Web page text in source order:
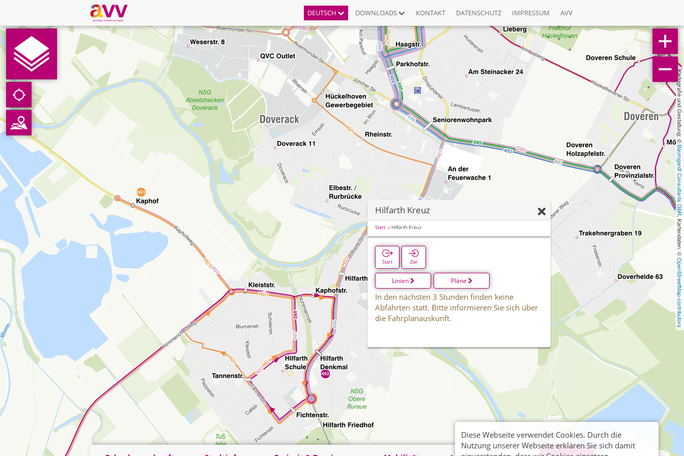
DEUTSCH DOWNLOADS KONTAKT DATENSCHUTZ IMPRESSUM AVV
Kartografie und Gestaltung: ©
Baumgardt Consultants GbR
, Kartendaten: ©
OpenStreetMap contributors
Hilfarth Kreuz
Start Hilfarth Kreuz
Start Ziel
Linien Pläne
In den nächsten 3 Stunden finden keine
Abfahrten statt. Bitte informieren Sie sich über
die Fahrplanauskunft.
Diese Webseite verwendet Cookies. Durch die
Nutzung unserer Webseite erklären Sie sich damit